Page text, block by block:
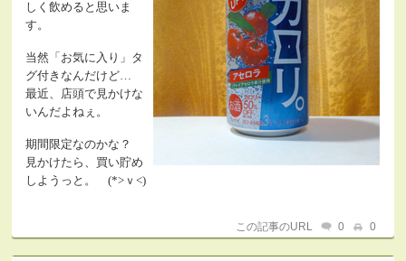
しく飲めると思いま
す。
当然「お気に入り」タ
グ付きなんだけど…
最近、店頭で見かけな
いんだよねぇ。
期間限定なのかな？
見かけたら、買い貯め
しようっと。 (*>ｖ<)
この記事のURL 0 0